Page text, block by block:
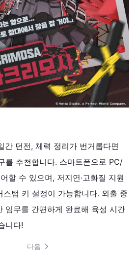
간 던전, 체력 정리가 번거롭다면
를 추천합니다. 스마트폰으로 PC/
할 수 있으며, 저지연·고화질 지원
텀 키 설정이 가능합니다. 외출 중
임무를 간편하게 완료해 육성 시간
니다!
다음